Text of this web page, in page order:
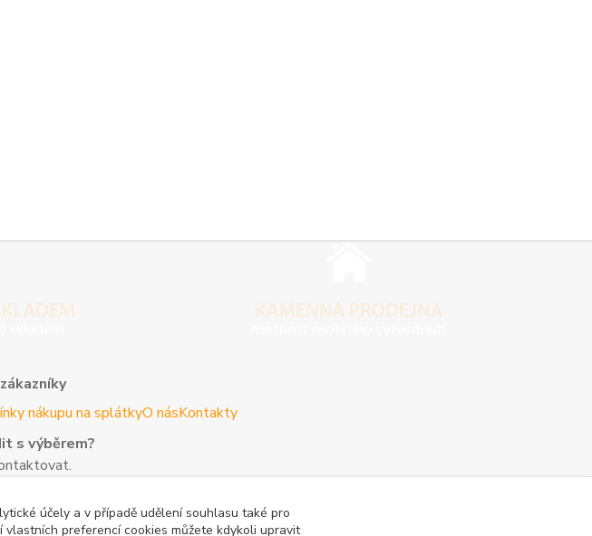
nákupu na splátkyO násKontakty
s výběrem?
- kdykoliv
účely a v případě udělení souhlasu také pro
preferencí cookies můžete kdykoli upravit